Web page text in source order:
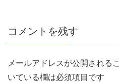
コメントを残す
メールアドレスが公開される
いている欄は必須項目です